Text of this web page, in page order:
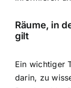
Räume, in
gilt
Ein wichtiger
darin, zu